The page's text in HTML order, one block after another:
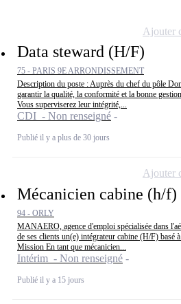
Data steward (H/F)
75 - PARIS 9E ARRONDISSEMENT
Description du poste : Auprès du chef du pôle
garantir la qualité, la conformité et la bonne
Vous superviserez leur intégrité,...
CDI - Non renseigné
Publié il y a plus de 30 jours
Ajouter
Mécanicien cabine (h/f)
94 - ORLY
MANAERO, agence d'emploi spécialisée dans
de ses clients un(e) intégrateur cabine (H/F) basé
Mission En tant que mécanicien...
Intérim - Non renseigné
Publié il y a 15 jours
Ajouter